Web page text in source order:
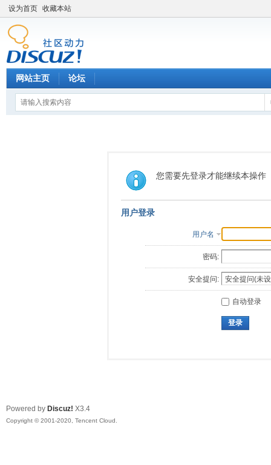
设为首页 收藏本站
网站主页 论坛
您需要先登录才能继续本操作
用户登录
用户名
密码:
安全提问:
自动登录
登录
Powered by Discuz! X3.4
Copyright © 2001-2020, Tencent Cloud.